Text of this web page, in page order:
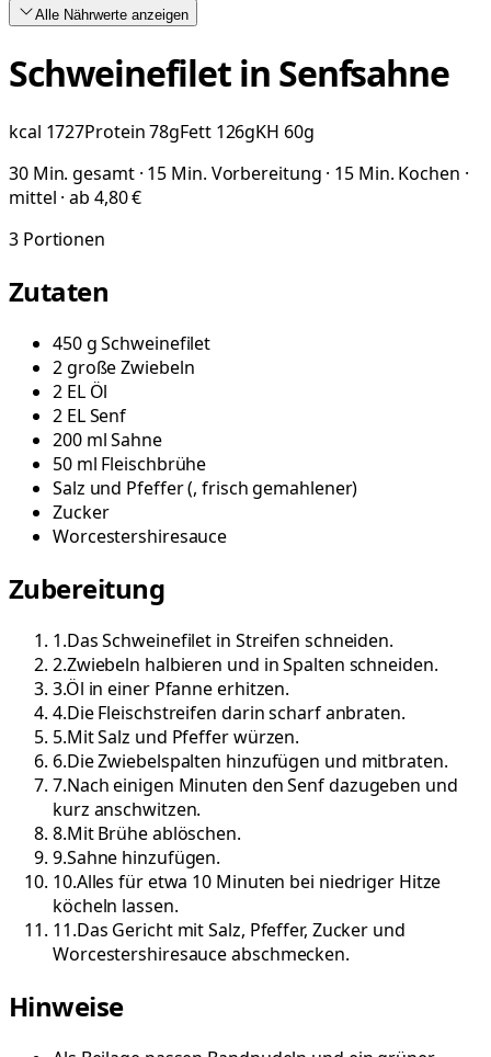
Alle Nährwerte anzeigen
Schweinefilet in Senfsahne
kcal 1727Protein78gFett 126gKH 60g
30 Min. gesamt · 15 Min. Vorbereitung · 15 Min. Kochen ·
mittel · ab 4,80 €
3 Portionen
Zutaten
450gSchweinefilet
2großeZwiebeln
2 EL Öl
2 ELSenf
200 mlSahne
50 ml Fleischbrühe
Salz und Pfeffer(, frisch gemahlener)
Zucker
Worcestershiresauce
Zubereitung
1.Das Schweinefilet in Streifen schneiden.
2.Zwiebeln halbieren und in Spalten schneiden.
3.Öl in einer Pfanne erhitzen.
4.Die Fleischstreifen darin scharf anbraten.
5.Mit Salz und Pfeffer würzen.
6.Die Zwiebelspalten hinzufügen und mitbraten.
7.Nach einigen Minuten den Senf dazugeben und
kurz anschwitzen.
8.Mit Brühe ablöschen.
9.Sahne hinzufügen.
10.Alles für etwa 10 Minuten bei niedriger Hitze
köcheln lassen.
11.Das Gericht mit Salz, Pfeffer, Zucker und
Worcestershiresauce abschmecken.
Hinweise